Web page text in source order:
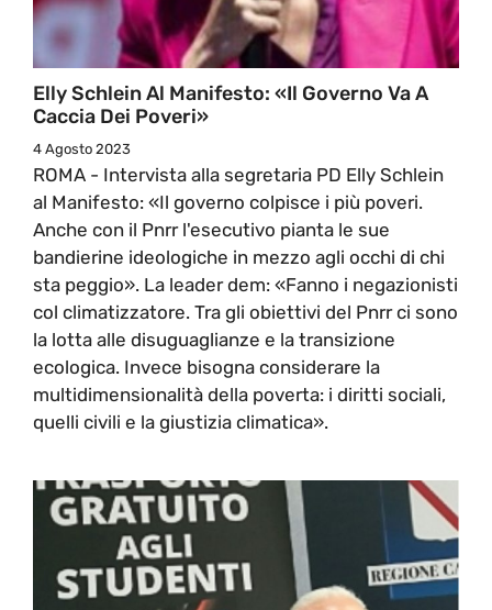
Elly Schlein Al Manifesto: «Il Governo Va A
Caccia Dei Poveri»
4 Agosto 2023
ROMA - Intervista alla segretaria PD Elly Schlein
al Manifesto: «Il governo colpisce i più poveri.
Anche con il Pnrr l'esecutivo pianta le sue
bandierine ideologiche in mezzo agli occhi di chi
sta peggio». La leader dem: «Fanno i negazionisti
col climatizzatore. Tra gli obiettivi del Pnrr ci sono
la lotta alle disuguaglianze e la transizione
ecologica. Invece bisogna considerare la
multidimensionalità della poverta: i diritti sociali,
quelli civili e la giustizia climatica».